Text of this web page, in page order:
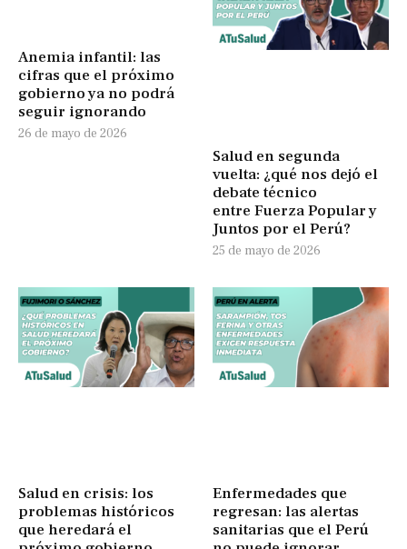
Anemia infantil: las
cifras que el próximo
gobierno ya no podrá
seguir ignorando
26 de mayo de 2026
Salud en segunda
vuelta: ¿qué nos dejó el
debate técnico
entre Fuerza Popular y
Juntos por el Perú?
25 de mayo de 2026
Salud en crisis: los
problemas históricos
que heredará el
Enfermedades que
regresan: las alertas
sanitarias que el Perú